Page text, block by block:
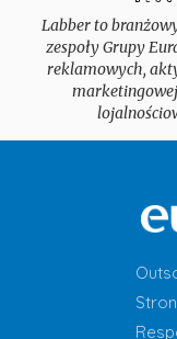
Labber to
zespoły Grupy
reklamowych,